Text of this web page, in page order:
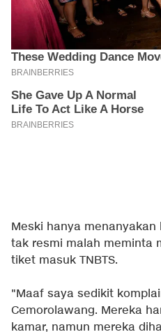
Meski hanya
tak resmi malah meminta
tiket masuk TNBTS.
"Maaf saya sedikit
Cemorolawang. Mereka
kamar, namun mereka